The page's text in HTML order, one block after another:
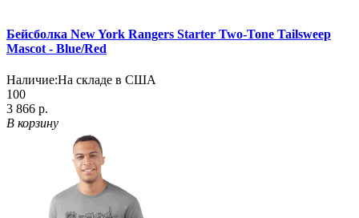
Бейсболка New York Rangers Starter Two-Tone Tailsweep
Mascot - Blue/Red
Наличие:На складе в США
100
3 866 р.
В корзину